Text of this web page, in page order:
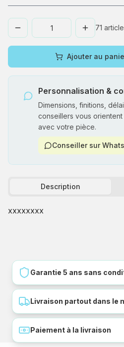
71
Ajouter au
Personnalisation &
Dimensions, finitions,
conseillers vous
avec votre pièce.
Conseiller sur
Description
xxxxxxxx
Garantie 5 ans sans
Livraison partout dans le
Paiement à la livraison